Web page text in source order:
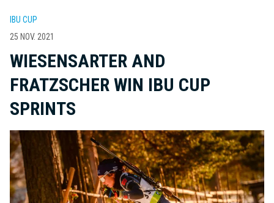
IBU CUP
25 NOV. 2021
WIESENSARTER AND
FRATZSCHER WIN IBU CUP
SPRINTS